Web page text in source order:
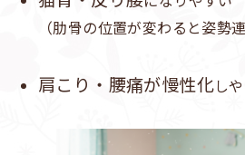
（肋骨の位置が変わると姿勢
肩こり・腰痛が慢性化し